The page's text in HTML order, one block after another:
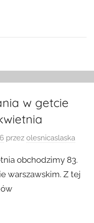
w getcie
przez olesnicaslaska
obchodzimy 83.
warszawskim. Z tej